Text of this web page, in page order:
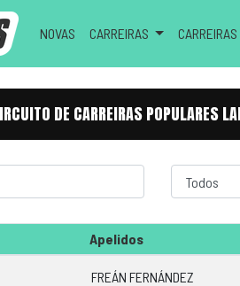
NOVAS CARREIRAS CARREIRAS
DE CARREIRAS POPULARES
Sexo
Apelidos
FREÁN FERNÁNDEZ